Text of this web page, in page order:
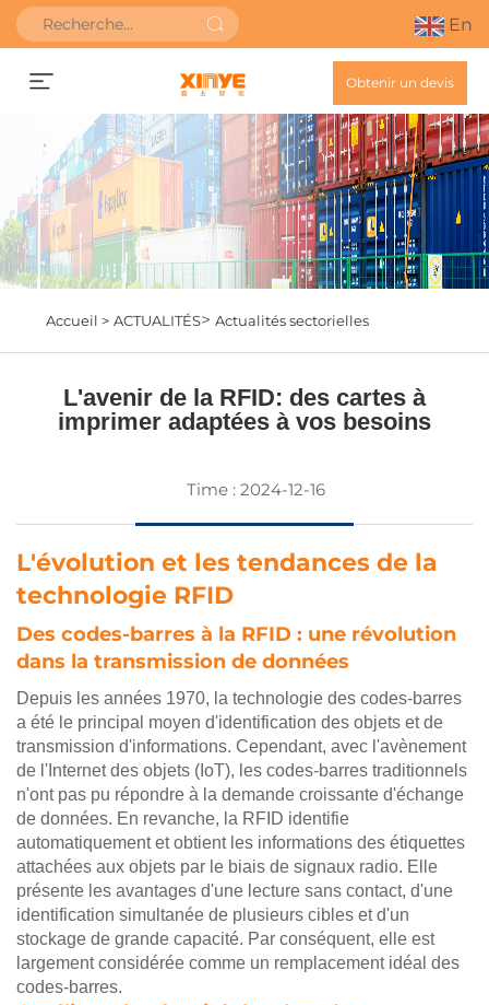
En
Obtenir un devis
Accueil > ACTUALITÉS> Actualités sectorielles
L'avenir de la RFID: des cartes à
imprimer adaptées à vos besoins
Time : 2024-12-16
L'évolution et les tendances de la
technologie RFID
Des codes-barres à la RFID : une révolution
dans la transmission de données
Depuis les années 1970, la technologie des codes-barres
a été le principal moyen d'identification des objets et de
transmission d'informations. Cependant, avec l'avènement
de l'Internet des objets (IoT), les codes-barres traditionnels
n'ont pas pu répondre à la demande croissante d'échange
de données. En revanche, la RFID identifie
automatiquement et obtient les informations des étiquettes
attachées aux objets par le biais de signaux radio. Elle
présente les avantages d'une lecture sans contact, d'une
identification simultanée de plusieurs cibles et d'un
stockage de grande capacité. Par conséquent, elle est
largement considérée comme un remplacement idéal des
codes-barres.